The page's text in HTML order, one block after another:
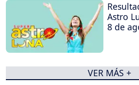
Astro
8 de
VER MÁS +